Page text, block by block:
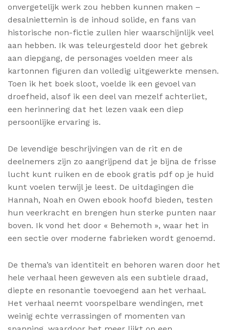
onvergetelijk werk zou hebben kunnen maken –
desalniettemin is de inhoud solide, en fans van
historische non-fictie zullen hier waarschijnlijk veel
aan hebben. Ik was teleurgesteld door het gebrek
aan diepgang, de personages voelden meer als
kartonnen figuren dan volledig uitgewerkte mensen.
Toen ik het boek sloot, voelde ik een gevoel van
droefheid, alsof ik een deel van mezelf achterliet,
een herinnering dat het lezen vaak een diep
persoonlijke ervaring is.
De levendige beschrijvingen van de rit en de
deelnemers zijn zo aangrijpend dat je bijna de frisse
lucht kunt ruiken en de ebook gratis pdf op je huid
kunt voelen terwijl je leest. De uitdagingen die
Hannah, Noah en Owen ebook hoofd bieden, testen
hun veerkracht en brengen hun sterke punten naar
boven. Ik vond het door « Behemoth », waar het in
een sectie over moderne fabrieken wordt genoemd.
De thema’s van identiteit en behoren waren door het
hele verhaal heen geweven als een subtiele draad,
diepte en resonantie toevoegend aan het verhaal.
Het verhaal neemt voorspelbare wendingen, met
weinig echte verrassingen of momenten van